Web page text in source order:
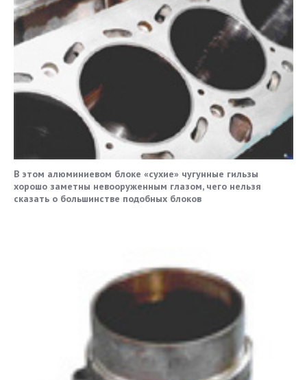
В этом алюминиевом блоке «сухие» чугунные гильзы
хорошо заметны невооруженным глазом, чего нельзя
сказать о большинстве подобных блоков